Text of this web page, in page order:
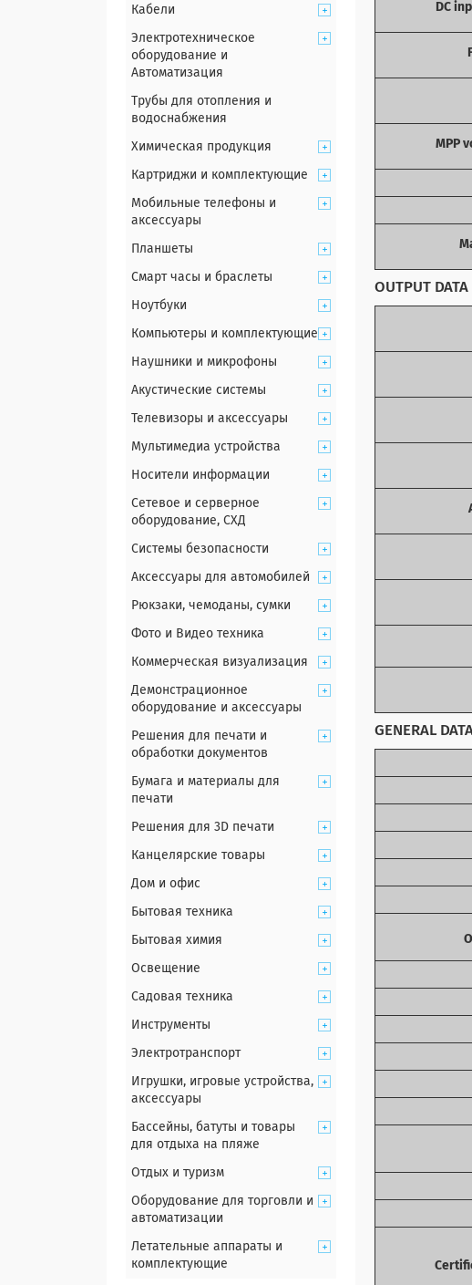
DC
MPP
OUTPUT DATA
GENERAL
Кабели
Электротехническое
оборудование и
Автоматизация
Трубы для отопления и
водоснабжения
Химическая продукция
Картриджи и комплектующие
Мобильные телефоны и
аксессуары
Планшеты
Смарт часы и браслеты
Ноутбуки
Компьютеры и комплектующие
Наушники и микрофоны
Акустические системы
Телевизоры и аксессуары
Мультимедиа устройства
Носители информации
Сетевое и серверное
оборудование, СХД
Системы безопасности
Аксессуары для автомобилей
Рюкзаки, чемоданы, сумки
Фото и Видео техника
Коммерческая визуализация
Демонстрационное
оборудование и аксессуары
Решения для печати и
обработки документов
Бумага и материалы для
печати
Решения для 3D печати
Канцелярские товары
Дом и офис
Бытовая техника
Бытовая химия
Освещение
Садовая техника
Инструменты
Электротранспорт
Игрушки, игровые устройства,
аксессуары
Бассейны, батуты и товары
для отдыха на пляже
Отдых и туризм
Оборудование для торговли и
автоматизации
Летательные аппараты и
комплектующие